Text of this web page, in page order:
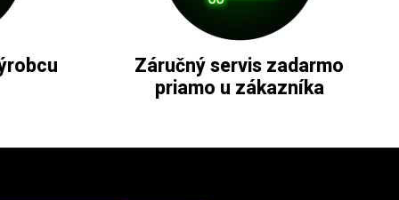
Záručný servis zadarmo
priamo u zákazníka